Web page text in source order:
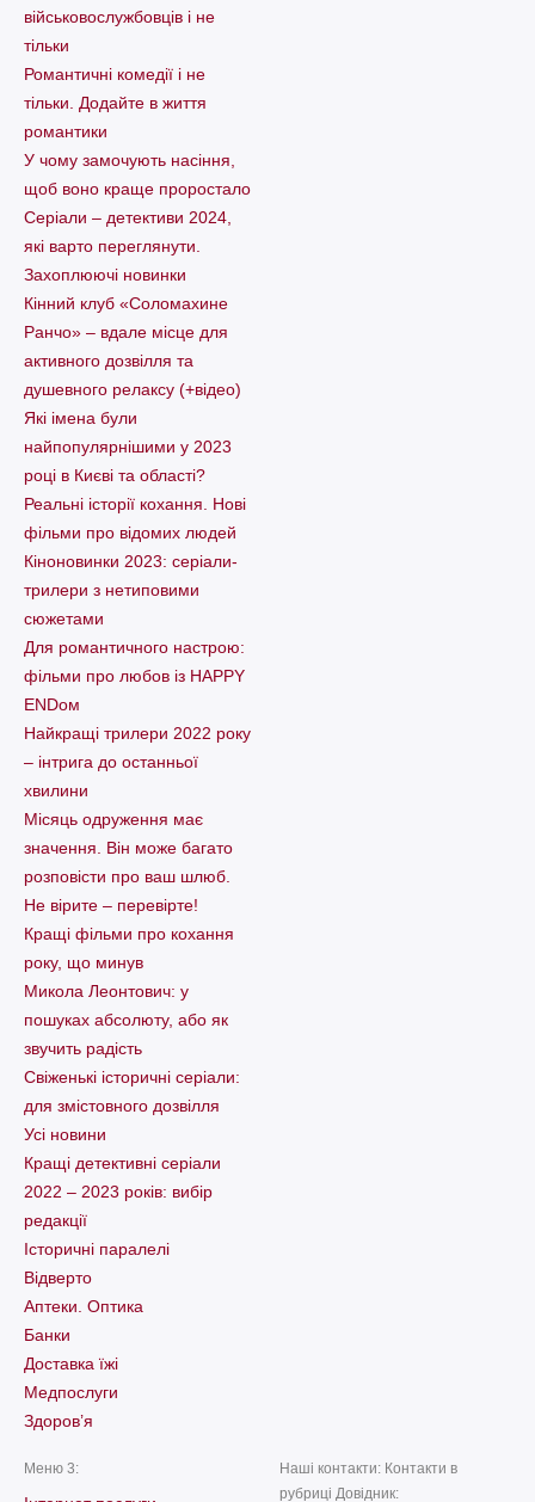
військовослужбовців і не
тільки
Романтичні комедії і не
тільки. Додайте в життя
романтики
У чому замочують насіння,
щоб воно краще проростало
Серіали – детективи 2024,
які варто пеpеглянути.
Захоплюючі новинки
Кінний клуб «Соломахине
Ранчо» – вдале місце для
активного дозвілля та
душевного релаксу (+відео)
Які імена були
найпопулярнішими у 2023
році в Києві та області?
Реальні історії кохання. Нові
фільми про відомих людей
Кіноновинки 2023: серіали-
трилери з нетиповими
сюжетами
Для романтичного настрою:
фільми про любов із HAPPY
ENDом
Найкращі трилери 2022 року
– інтрига до останньої
хвилини
Місяць одруження має
значення. Він може багато
розповісти про ваш шлюб.
Не вірите – перевірте!
Кращі фільми про кохання
року, що минув
Микола Леонтович: у
пошуках абсолюту, або як
звучить радість
Свіженькі історичні серіали:
для змістовного дозвілля
Усі новини
Кращі детективні серіали
2022 – 2023 років: вибір
редакції
Історичні паралелі
Відверто
Аптеки. Оптика
Банки
Доставка їжі
Медпослуги
Здоров’я
Меню 3:
Наші контакти: Контакти в
рубриці Довідник: